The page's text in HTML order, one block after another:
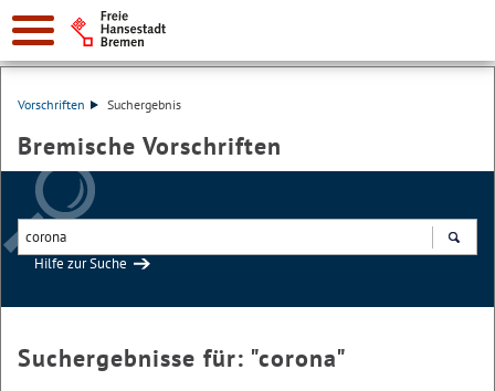
Vorschriften Suchergebnis
Bremische Vorschriften
Hilfe zur Suche
Suchergebnisse für: "corona"